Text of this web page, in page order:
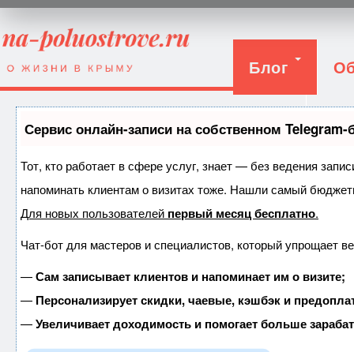
Блог
Вход
Сервис онлайн-записи на собственном Telegram-
Тот, кто работает в сфере услуг, знает — без ведения
напоминать клиентам о визитах тоже. Нашли самый
Для новых пользователей первый месяц бесплатно.
Чат-бот для мастеров и специалистов, который упрощает
—Сам записывает клиентов и напоминает им о визите;
— Персонализирует скидки, чаевые, кэшбэк и
—Увеличивает доходимость и помогает больше